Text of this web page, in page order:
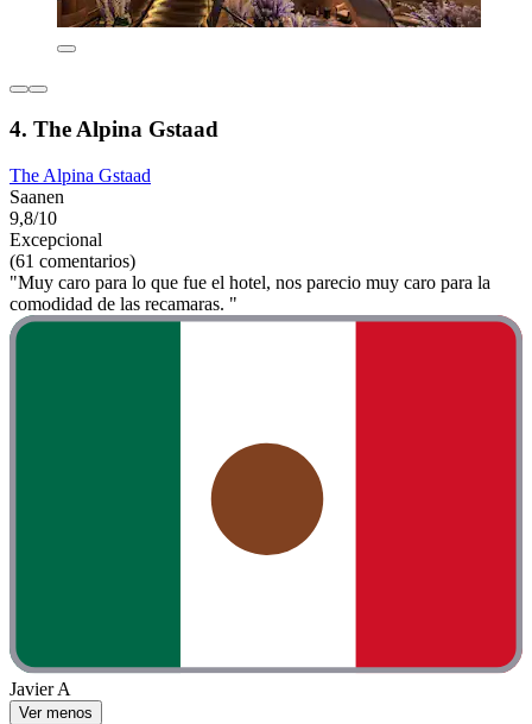
4. The Alpina Gstaad
The Alpina Gstaad
Saanen
9,8/10
Excepcional
(61 comentarios)
"Muy caro para lo que fue el hotel, nos parecio muy caro para la
comodidad de las recamaras. "
Javier A
Ver menos